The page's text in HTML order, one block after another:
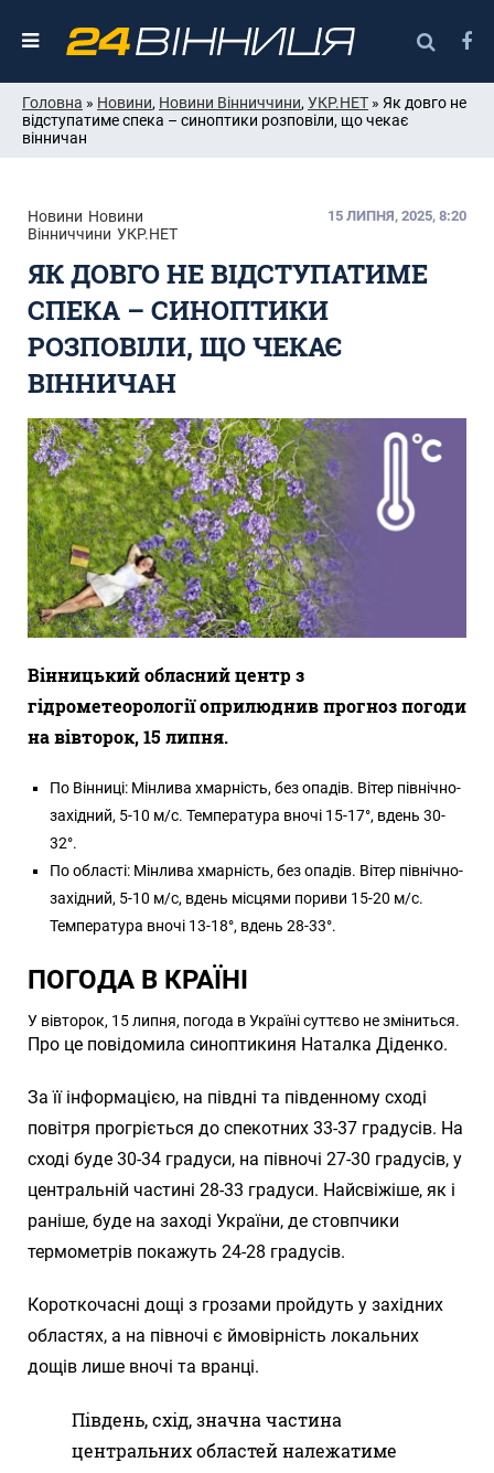
Головна » Новини, Новини Вінниччини, УКР.НЕТ » Як довго не
відступатиме спека – синоптики розповіли, що чекає
вінничан
Новини Новини
Вінниччини УКР.НЕТ
15 ЛИПНЯ, 2025, 8:20
ЯК ДОВГО НЕ ВІДСТУПАТИМЕ
СПЕКА – СИНОПТИКИ
РОЗПОВІЛИ, ЩО ЧЕКАЄ
ВІННИЧАН
Вінницький обласний центр з
гідрометеорології оприлюднив прогноз погоди
на вівторок, 15 липня.
По Вінниці: Мінлива хмарність, без опадів. Вітер північно-
західний, 5-10 м/с. Температура вночі 15-17°, вдень 30-
32°.
По області: Мінлива хмарність, без опадів. Вітер північно-
західний, 5-10 м/с, вдень місцями пориви 15-20 м/с.
Температура вночі 13-18°, вдень 28-33°.
ПОГОДА В КРАЇНІ
У вівторок, 15 липня, погода в Україні суттєво не зміниться.
Про це повідомила синоптикиня Наталка Діденко.
За її інформацією, на півдні та південному сході
повітря прогріється до спекотних 33-37 градусів. На
сході буде 30-34 градуси, на півночі 27-30 градусів, у
центральній частині 28-33 градуси. Найсвіжіше, як і
раніше, буде на заході України, де стовпчики
термометрів покажуть 24-28 градусів.
Короткочасні дощі з грозами пройдуть у західних
областях, а на півночі є ймовірність локальних
дощів лише вночі та вранці.
Південь, схід, значна частина
центральних областей належатиме